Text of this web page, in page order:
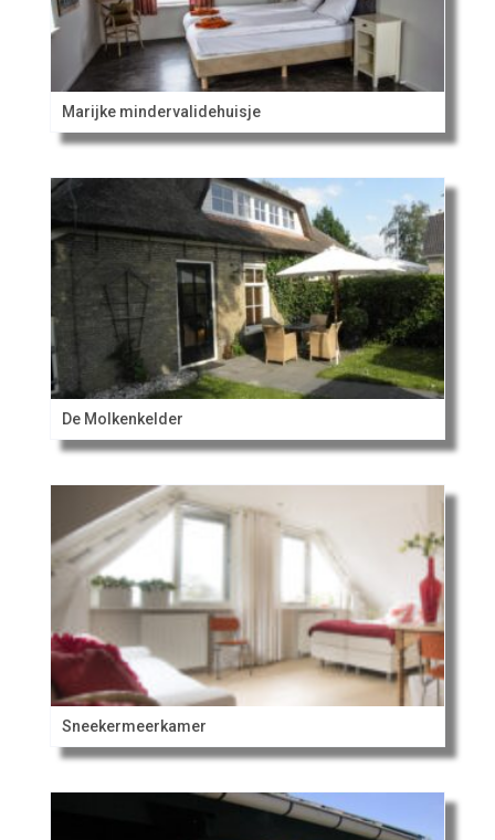
Marijke mindervalidehuisje
De Molkenkelder
Sneekermeerkamer